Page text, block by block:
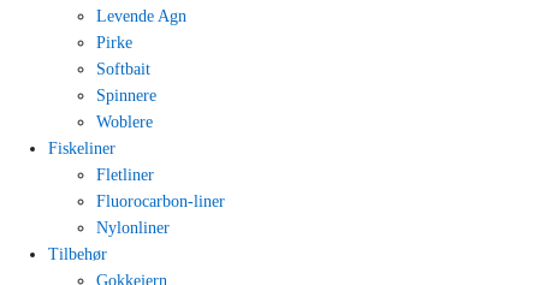
Levende Agn
Pirke
Softbait
Spinnere
Woblere
Fiskeliner
Fletliner
Fluorocarbon-liner
Nylonliner
Tilbehør
Gokkejern